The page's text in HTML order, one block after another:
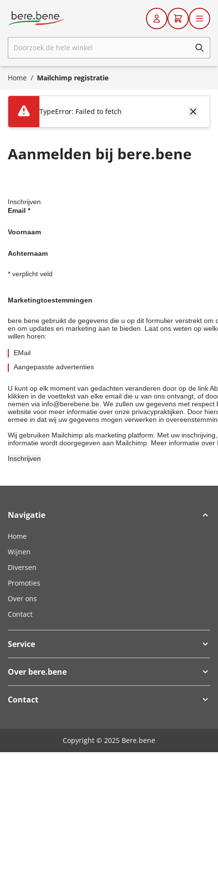
Doorzoek de hele winkel
Home / Mailchimp registratie
TypeError: Failed to fetch
Aanmelden bij bere.bene
Inschrijven
Email *
Voornaam
Achternaam
* verplicht veld
Marketingtoestemmingen
bere.bene gebruikt de gegevens die u op dit formulier verstrekt om
en om updates en marketing aan te bieden. Laat ons weten op
willen horen:
EMail
Aangepasste advertenties
U kunt op elk moment van gedachten veranderen door op de link
klikken in de voettekst van elke email die u van ons ontvangt, of
nemen via info@berebene.be. We zullen uw gegevens met respect
website voor meer informatie over onze privacypraktijken. Door
ermee in dat wij uw gegevens mogen verwerken in
Wij gebruiken Mailchimp als marketing platform. Met uw
informatie wordt doorgegeven aan Mailchimp. Meer informatie over
Navigatie
Home
Wijnen
Diversen
Promoties
Over ons
Contact
Service
Over bere.bene
Contact
Copyright © 2025 Bere.bene